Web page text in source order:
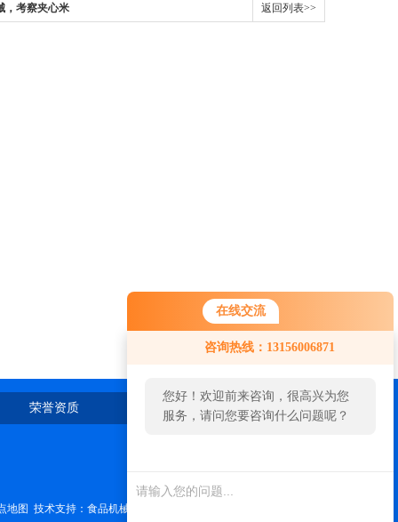
在线交流
咨询热线：13156006871
您好！欢迎前来咨询，很高兴为您
服务，请问您要咨询什么问题呢？
，考察夹心米 返回列表>>
荣誉资质 在线留言 联系我们
地图 技术支持： 食品机械设备网